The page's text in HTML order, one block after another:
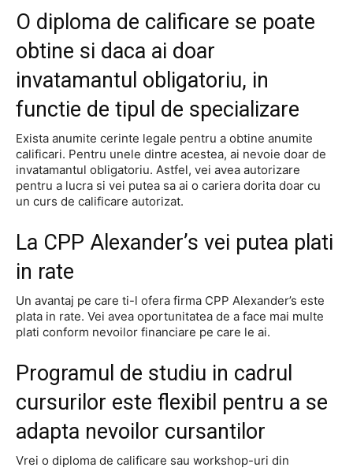
O diploma de calificare se poate
obtine si daca ai doar
invatamantul obligatoriu, in
functie de tipul de specializare
Exista anumite cerinte legale pentru a obtine anumite
calificari. Pentru unele dintre acestea, ai nevoie doar de
invatamantul obligatoriu. Astfel, vei avea autorizare
pentru a lucra si vei putea sa ai o cariera dorita doar cu
un curs de calificare autorizat.
La CPP Alexander’s vei putea plati
in rate
Un avantaj pe care ti-l ofera firma CPP Alexander’s este
plata in rate. Vei avea oportunitatea de a face mai multe
plati conform nevoilor financiare pe care le ai.
Programul de studiu in cadrul
cursurilor este flexibil pentru a se
adapta nevoilor cursantilor
Vrei o diploma de calificare sau workshop-uri din